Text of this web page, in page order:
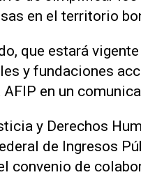
en el territorio
que estará
y fundaciones
en un
y Derechos
de Ingresos
convenio de